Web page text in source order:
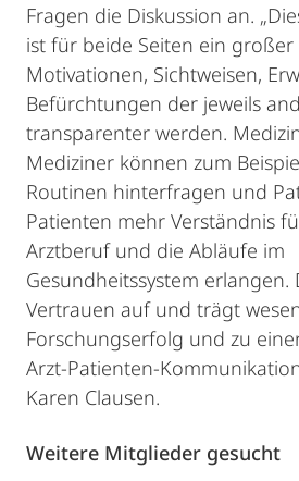
Fragen die Diskussion an.
ist für beide Seiten ein großer
Motivationen, Sichtweisen,
Befürchtungen der jeweils
transparenter werden.
Mediziner können zum
Routinen hinterfragen und
Patienten mehr Verständnis
Arztberuf und die Abläufe im
Gesundheitssystem erlangen.
Vertrauen auf und trägt
Forschungserfolg und zu
Arzt-Patienten-
Karen Clausen.
Weitere Mitglieder gesucht